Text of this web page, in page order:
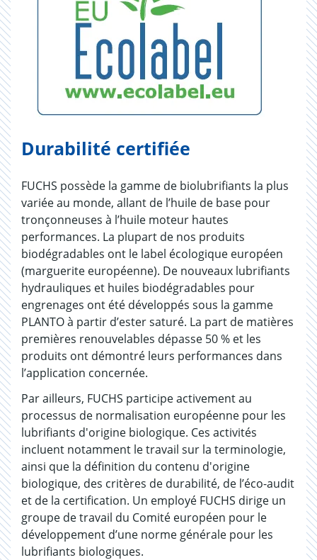
Durabilité certifiée
FUCHS possède la gamme de biolubrifiants la plus
variée au monde, allant de l’huile de base pour
tronçonneuses à l’huile moteur hautes
performances. La plupart de nos produits
biodégradables ont le label écologique européen
(marguerite européenne). De nouveaux lubrifiants
hydrauliques et huiles biodégradables pour
engrenages ont été développés sous la gamme
PLANTO à partir d’ester saturé. La part de matières
premières renouvelables dépasse 50 % et les
produits ont démontré leurs performances dans
l’application concernée.
Par ailleurs, FUCHS participe activement au
processus de normalisation européenne pour les
lubrifiants d'origine biologique. Ces activités
incluent notamment le travail sur la terminologie,
ainsi que la définition du contenu d'origine
biologique, des critères de durabilité, de l’éco-audit
et de la certification. Un employé FUCHS dirige un
groupe de travail du Comité européen pour le
développement d’une norme générale pour les
lubrifiants biologiques.